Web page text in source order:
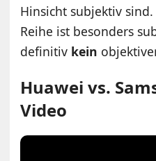
Hinsicht subjektiv
Reihe ist besonders
definitiv kein
Huawei vs.
Video